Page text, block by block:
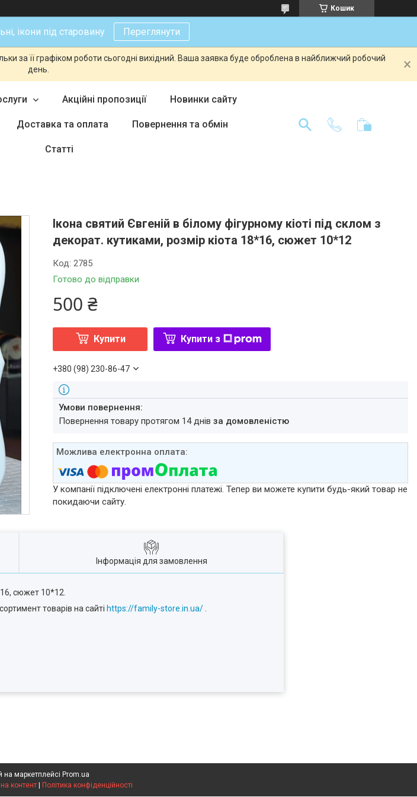
Кошик
ікони під старовину Переглянути
за її графіком роботи сьогодні вихідний. Ваша заявка буде оброблена в найближчий робочий
день.
Акційні пропозиції Новинки сайту
Доставка та оплата Повернення та обмін
Статті
Ікона святий Євгеній в білому фігурному кіоті під склом з
декорат. кутиками, розмір кіота 18*16, сюжет 10*12
Готово до відправки
Код:2785
500 ₴
Купити Купити з
+380 (98) 230-86-47
повернення товару протягом 14 днівза домовленістю
У компанії підключені електронні платежі. Тепер ви можете купити будь-який товар не
покидаючи сайту.
Інформація для замовлення
сюжет 10*12.
товарів на сайті https://family-store.in.ua/
на маркетплейсі Prom.ua
контент Політика конфіденційності